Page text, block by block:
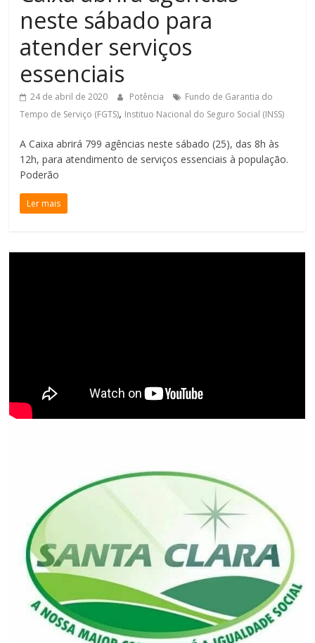
Minas
neste sábado para
atender serviços
essenciais
24 de abril de 2020 Potência
Fundo de Garantia do
Tempo de Serviço (FGTS), Instituo Nacional do Seguro Social (INSS)
A Caixa abrirá 799 agências neste sábado (25), das 8h às
12h, para atendimento de serviços essenciais à população.
Poderão
Ler mais